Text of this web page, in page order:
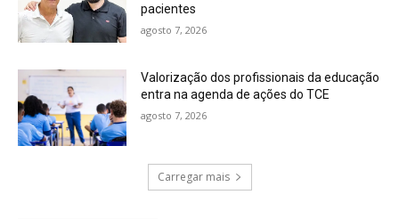
pacientes
agosto 7, 2026
Valorização dos profissionais da educação
entra na agenda de ações do TCE
agosto 7, 2026
Carregar mais